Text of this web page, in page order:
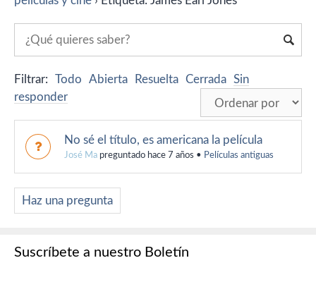
Filtrar: Todo Abierta Resuelta Cerrada Sin
responder
No sé el título, es americana la película
José Ma preguntado hace 7 años • Películas antiguas
Haz una pregunta
Suscríbete a nuestro Boletín